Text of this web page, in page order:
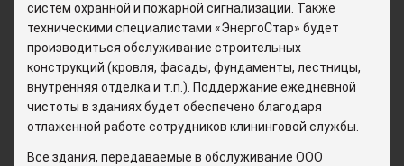
систем охранной и пожарной сигнализации. Также
техническими специалистами «ЭнергоСтар» будет
производиться обслуживание строительных
конструкций (кровля, фасады, фундаменты, лестницы,
внутренняя отделка и т.п.). Поддержание ежедневной
чистоты в зданиях будет обеспечено благодаря
отлаженной работе сотрудников клининговой службы.
Все здания, передаваемые в обслуживание ООО